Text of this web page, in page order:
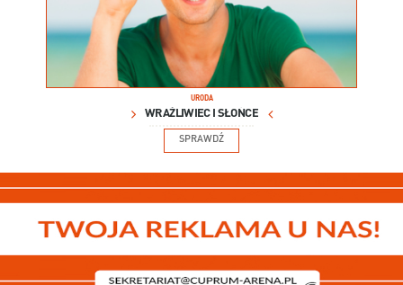
URODA
WRAŻLIWIEC I SŁOŃCE
SPRAWDŹ